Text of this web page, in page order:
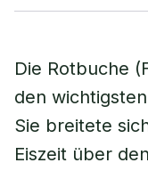
Die Rotbuche
den
Sie breitete
Eiszeit über